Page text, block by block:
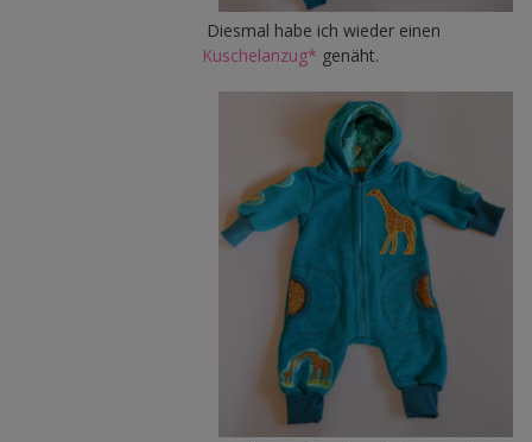
Diesmal habe ich wieder einen
Kuschelanzug* genäht.